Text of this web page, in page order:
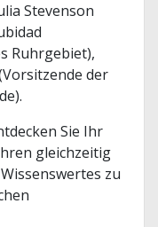
Stevenson
Ruhrgebiet),
der
Sie Ihr
gleichzeitig
zu